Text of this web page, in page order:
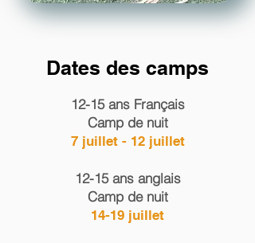
Dates des camps
12-15 ans Français
Camp de nuit
7 juillet - 12 juillet
12-15 ans anglais
Camp de nuit
14-19 juillet